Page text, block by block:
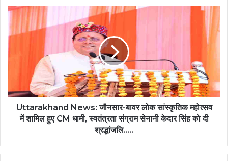
के
सरकार
प्रतिबद्ध-
मंत्री
वर्मा
वन
Uttarakhand
News:
जौनसार-
बावर
लोक
सांस्कृतिक
शामिल
संग्राम
Uttarakhand News: जौनसार-बावर लोक सांस्कृतिक महोत्सव
में शामिल हुए CM धामी, स्वतंत्रता संग्राम सेनानी केदार सिंह को दी
श्रद्धांजलि…..